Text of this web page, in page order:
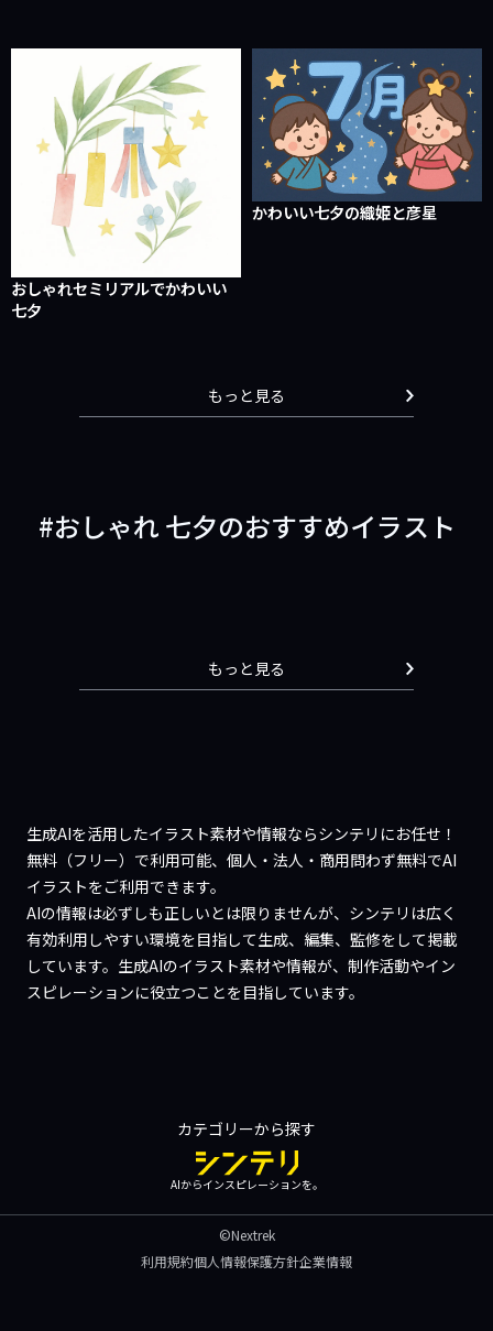
おしゃれセミリアルでかわいい
七夕
かわいい七夕の織姫と彦星
もっと見る
おしゃれ 七夕のおすすめイラスト
もっと見る
生成AIを活用したイラスト素材や情報ならシンテリにお任せ！
無料（フリー）で利用可能、個人・法人・商用問わず無料でAI
イラストをご利用できます。
AIの情報は必ずしも正しいとは限りませんが、シンテリは広く
有効利用しやすい環境を目指して生成、編集、監修をして掲載
しています。生成AIのイラスト素材や情報が、制作活動やイン
スピレーションに役立つことを目指しています。
カテゴリーから探す
AIからインスピレーションを。
©Nextrek
利用規約個人情報保護方針企業情報